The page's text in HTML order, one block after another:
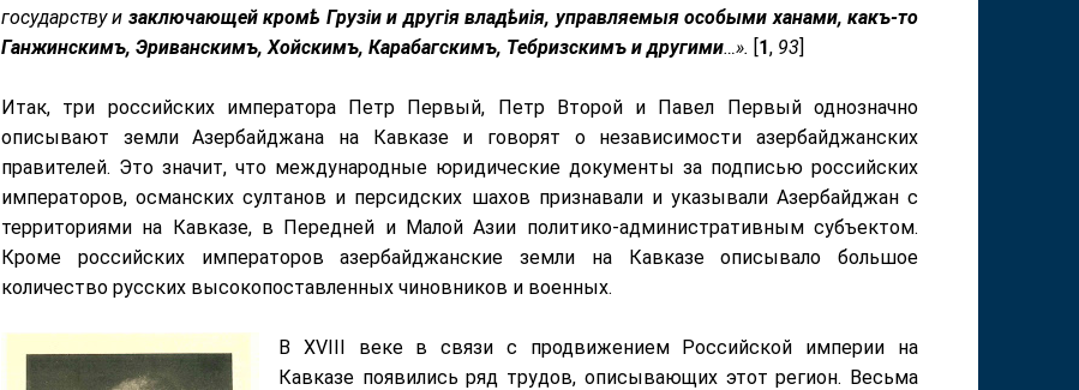
государству и заключающей кромѣ Грузіи и другія владѣиія, управляемыя особыми ханами, какъ-то
Ганжинскимъ, Эриванскимъ, Хойскимъ, Карабагскимъ, Тебризскимъ и другими…». [1, 93]
Итак, три российских императора Петр Первый, Петр Второй и Павел Первый однозначно
описывают земли Азербайджана на Кавказе и говорят о независимости азербайджанских
правителей. Это значит, что международные юридические документы за подписью российских
императоров, османских султанов и персидских шахов признавали и указывали Азербайджан с
территориями на Кавказе, в Передней и Малой Азии политико-административным субъектом.
Кроме российских императоров азербайджанские земли на Кавказе описывало большое
количество русских высокопоставленных чиновников и военных.
В XVIII веке в связи с продвижением Российской империи на
Кавказе появились ряд трудов, описывающих этот регион. Весьма